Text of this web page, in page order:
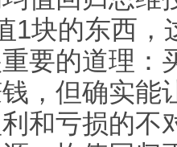
1块的东西
要的道理：
，但确实能
和亏损的不